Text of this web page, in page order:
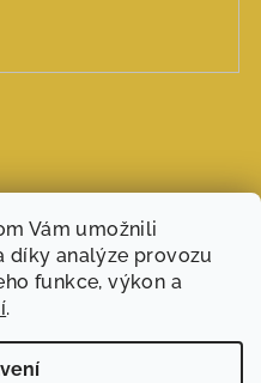
Vám umožnili
díky analýze provozu
funkce, výkon a
.